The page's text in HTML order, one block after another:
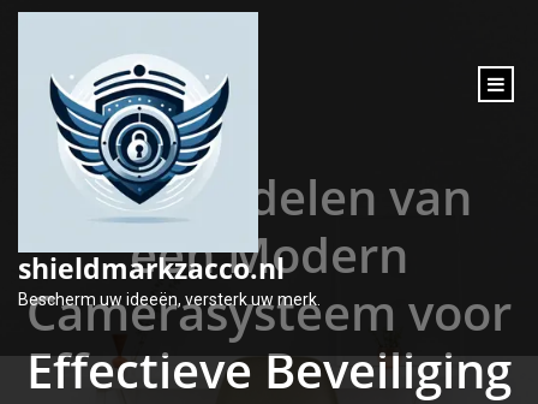
inhoud
shieldmarkzacco.nl
Bescherm uw ideeën, versterk uw merk.
De Voordelen van
een Modern
Camerasysteem voor
Effectieve Beveiliging